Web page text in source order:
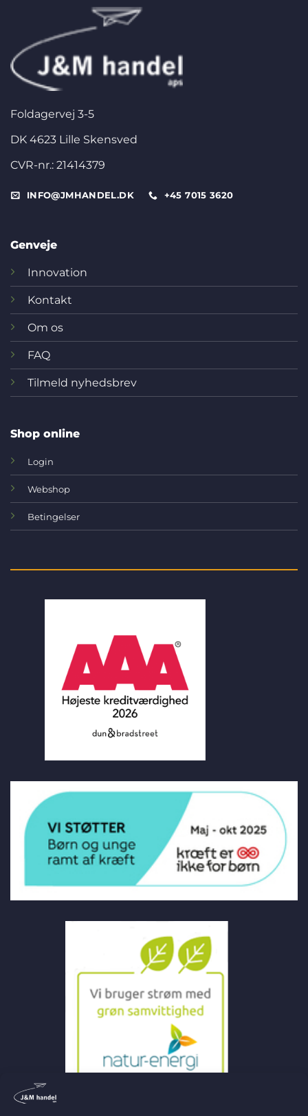
Foldagervej 3-5
DK 4623 Lille Skensved
CVR-nr.: 21414379
INFO@JMHANDEL.DK +45 7015 3620
Genveje
Innovation
Kontakt
Om os
FAQ
Tilmeld nyhedsbrev
Shop online
Login
Webshop
Betingelser